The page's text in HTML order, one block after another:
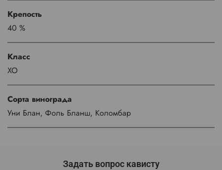
Крепость
40 %
Класс
XO
Сорта винограда
Уни Блан, Фоль Бланш, Коломбар
Задать вопрос кависту